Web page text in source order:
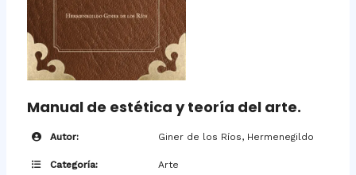
Manual de estética y teoría del arte.
Autor: Giner de los Ríos, Hermenegildo
Categoría: Arte